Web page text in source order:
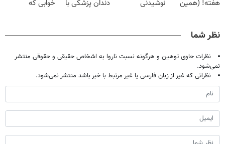
هفته! (همین
نوشیدنی
دندان پزشکی با
خوابی که
نظر شما
نظرات حاوی توهین و هرگونه نسبت ناروا به اشخاص حقیقی و حقوقی منتشر
نمی‌شود.
نظراتی که غیر از زبان فارسی یا غیر مرتبط با خبر باشد منتشر نمی‌شود.